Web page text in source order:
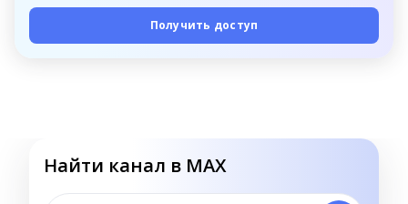
Получить доступ
Найти канал в MAX